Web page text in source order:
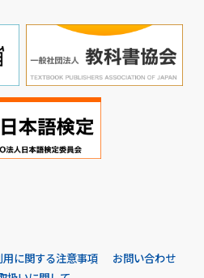
用に関する注意事項
お問い合わせ